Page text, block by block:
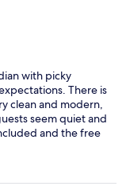
with picky
There is
clean and modern,
seem quiet and
and the free
to